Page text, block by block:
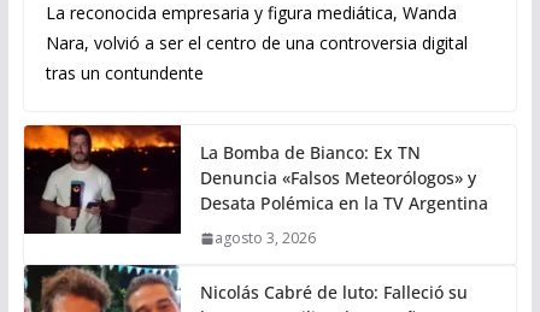
La reconocida empresaria y figura mediática, Wanda
Nara, volvió a ser el centro de una controversia digital
tras un contundente
La Bomba de Bianco: Ex TN
Denuncia «Falsos Meteorólogos» y
Desata Polémica en la TV Argentina
agosto 3, 2026
Nicolás Cabré de luto: Falleció su